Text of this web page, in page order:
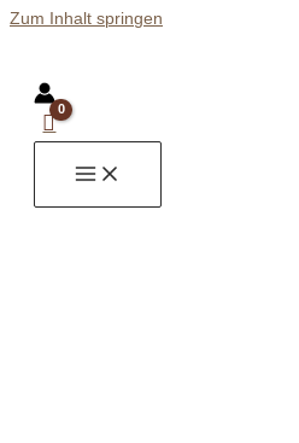
Zum Inhalt springen